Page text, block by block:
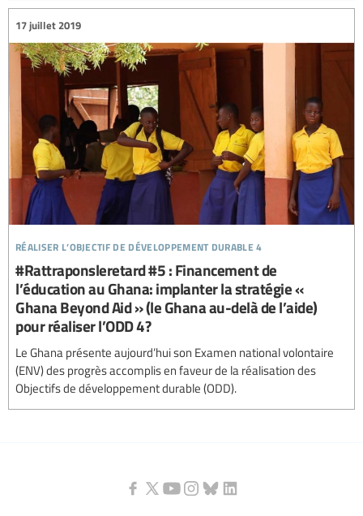
réaliser l’objectif de développement durable 4
17 juillet 2019
#Rattraponsleretard #5 : Financement de
l’éducation au Ghana: implanter la stratégie «
Ghana Beyond Aid » (le Ghana au-delà de l’aide)
pour réaliser l’ODD 4?
Le Ghana présente aujourd’hui son Examen national volontaire
(ENV) des progrès accomplis en faveur de la réalisation des
Objectifs de développement durable (ODD).